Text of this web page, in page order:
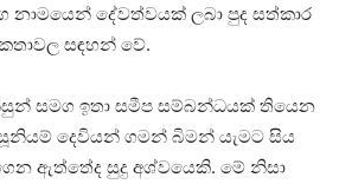
නාමයෙන් දේවත්වයක්‌ ලබා පුද සත්කාර
සඳහන් වේ.
සමග ඉතා සමීප සම්බන්ධයක්‌ තියෙන
දෙවියන් ගමන් බිමන් යැමට සිය
ඇත්තේද සුදු අශ්වයෙකි. මේ නිසා